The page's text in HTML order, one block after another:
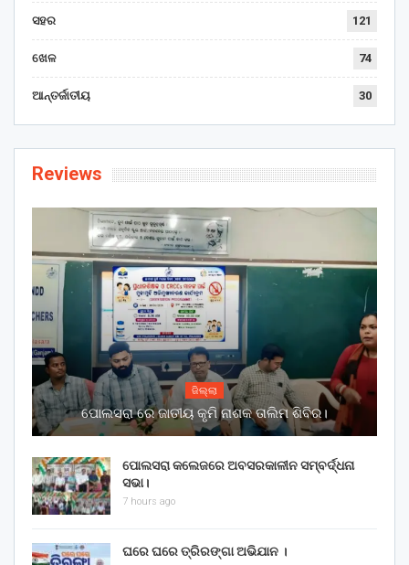
ସହର 121
ଖେଳ 74
ଆନ୍ତର୍ଜାତୀୟ 30
Reviews
ଜିଲ୍ଲା
ପୋଲସରା ରେ ଜାତୀୟ କୃମି ନାଶକ ତାଲିମ ଶିବିର।
ପୋଲସରା କଲେଜରେ ଅବସରକାଳୀନ ସମ୍ବର୍ଦ୍ଧନା
ସଭା।
7 hours ago
ଘରେ ଘରେ ତ୍ରିରଙ୍ଗା ଅଭିଯାନ ।